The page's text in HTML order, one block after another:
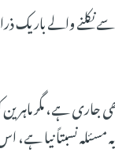
نکلنے والے
جاری ہے، مگر
مسئلہ نسبتاً نیا